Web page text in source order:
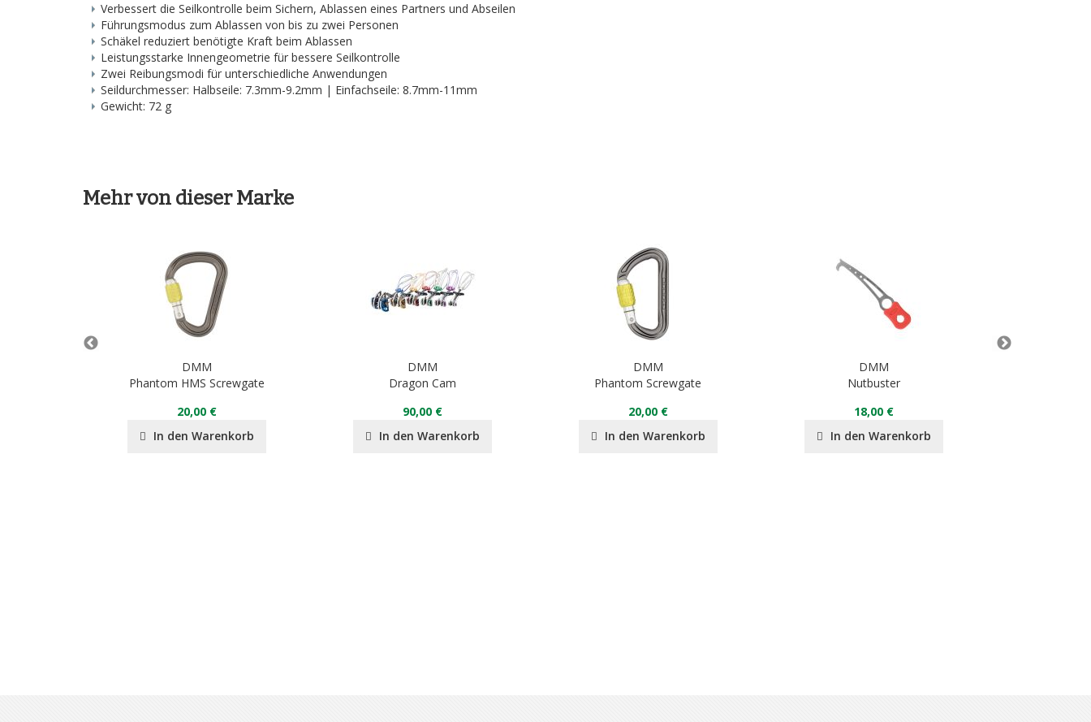
Verbessert die Seilkontrolle beim Sichern, Ablassen eines Partners und Abseilen
Führungsmodus zum Ablassen von bis zu zwei Personen
Schäkel reduziert benötigte Kraft beim Ablassen
Leistungsstarke Innengeometrie für bessere Seilkontrolle
Zwei Reibungsmodi für unterschiedliche Anwendungen
Seildurchmesser: Halbseile: 7.3mm-9.2mm | Einfachseile: 8.7mm-11mm
Gewicht: 72 g
Mehr von dieser Marke
DMM
Phantom HMS Screwgate
20,00 €
In den Warenkorb
DMM
Dragon Cam
90,00 €
In den Warenkorb
DMM
Phantom Screwgate
20,00 €
In den Warenkorb
DMM
Nutbuster
18,00 €
In den Warenkorb